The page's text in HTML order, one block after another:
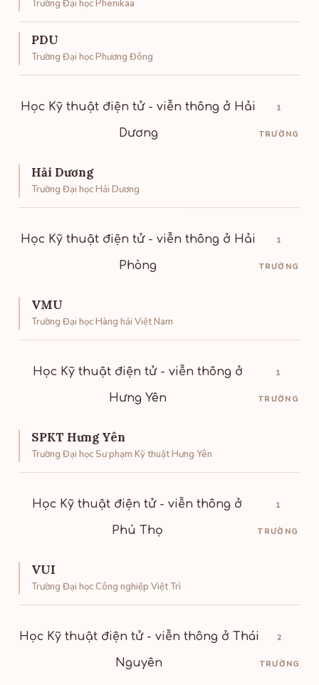
Trường Đại học Phenikaa
PDU
Trường Đại học Phương Đông
Học Kỹ thuật điện tử - viễn thông ở Hải
Dương
1
TRƯỜNG
Hải Dương
Trường Đại học Hải Dương
Học Kỹ thuật điện tử - viễn thông ở Hải
Phòng
1
TRƯỜNG
VMU
Trường Đại học Hàng hải Việt Nam
Học Kỹ thuật điện tử - viễn thông ở
Hưng Yên
1
TRƯỜNG
SPKT Hưng Yên
Trường Đại học Sư phạm Kỹ thuật Hưng Yên
Học Kỹ thuật điện tử - viễn thông ở
Phú Thọ
1
TRƯỜNG
VUI
Trường Đại học Công nghiệp Việt Trì
Học Kỹ thuật điện tử - viễn thông ở Thái
Nguyên
2
TRƯỜNG